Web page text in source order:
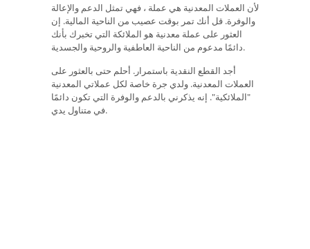
لأن العملات المعدنية هي عملة ، فهي تمثل الدعم والإعالة
والوفرة. قل أنك تمر بوقت عصيب من الناحية المالية. إن
العثور على عملة معدنية هو الملائكة التي تخبرك بأنك
دائمًا مدعوم من الناحية العاطفية والروحية والجسدية.
أجد القطع النقدية باستمرار. أحلم حتى بالعثور على
العملات المعدنية. ولدي جرة خاصة لكل عملاتي المعدنية
"الملائكية". إنه يذكرني بالدعم والوفرة التي تكون دائمًا
في متناول يدي.